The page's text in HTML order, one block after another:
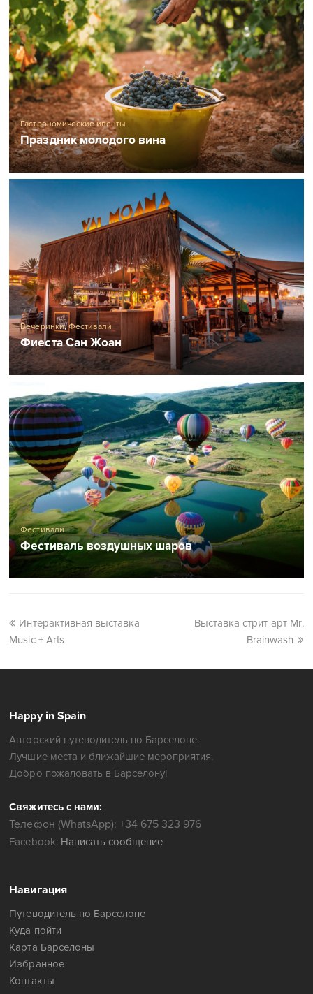
Гастрономические ивенты
Праздник молодого вина
Вечеринки,Фестивали
Фиеста Сан Жоан
Фестивали
Фестиваль воздушных шаров
Интерактивная выставка
Music + Arts
Выставка стрит-арт Mr.
Brainwash
Happy in Spain
Авторский путеводитель по Барселоне.
Лучшие места и ближайшие мероприятия.
Добро пожаловать в Барселону!
Свяжитесь с нами:
Телефон (WhatsApp): +34 675 323 976
Facebook: Написать сообщение
Навигация
Путеводитель по Барселоне
Куда пойти
Карта Барселоны
Избранное
Контакты